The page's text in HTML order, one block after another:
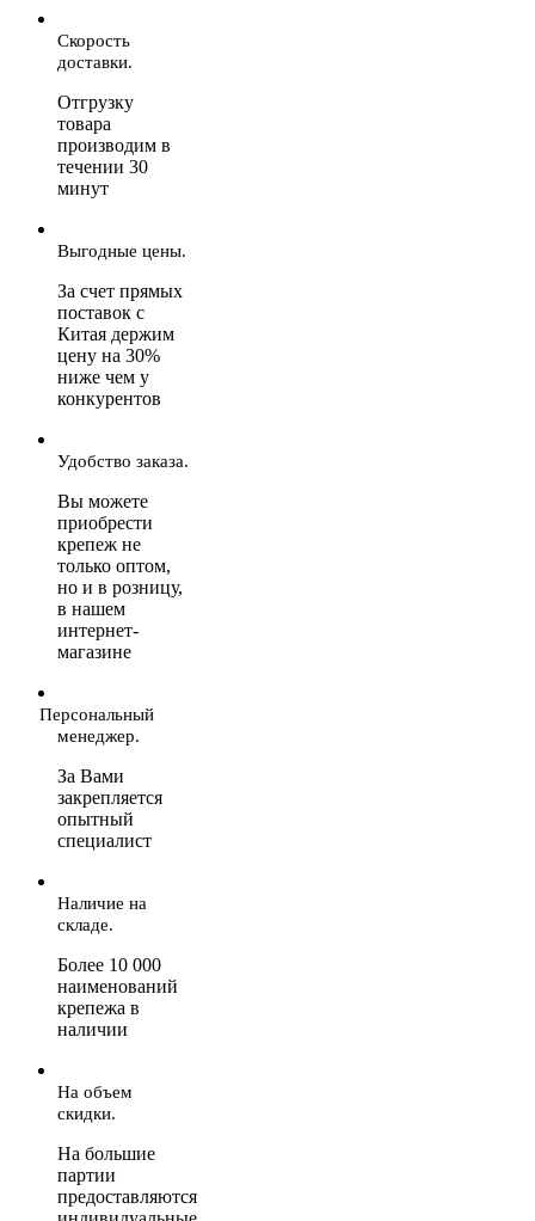
Скорость
доставки.
Отгрузку
товара
производим в
течении 30
минут
Выгодные цены.
За счет прямых
поставок с
Китая держим
цену на 30%
ниже чем у
конкурентов
Удобство заказа.
Вы можете
приобрести
крепеж не
только оптом,
но и в розницу,
в нашем
интернет-
магазине
Персональный
менеджер.
За Вами
закрепляется
опытный
специалист
Наличие на
складе.
Более 10 000
наименований
крепежа в
наличии
На объем
скидки.
На большие
партии
предоставляются